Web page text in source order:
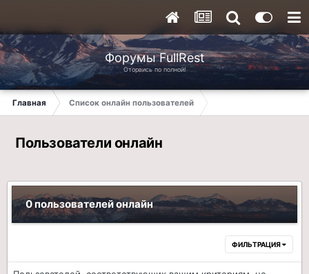
Форумы FullRest
Оторвись по полной!
Главная Список онлайн пользователей
Пользователи онлайн
0 пользователей онлайн
ФИЛЬТРАЦИЯ